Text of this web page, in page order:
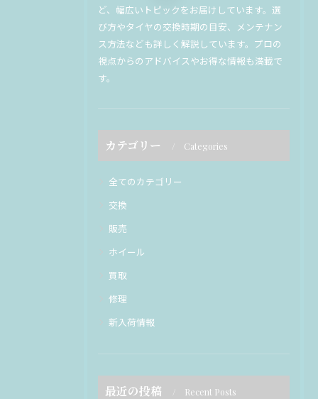
ど、幅広いトピックをお届けしています。選
び方やタイヤの交換時期の目安、メンテナン
ス方法なども詳しく解説しています。プロの
視点からのアドバイスやお得な情報も満載で
す。
カテゴリー Categories
全てのカテゴリー
交換
販売
ホイール
買取
修理
新入荷情報
最近の投稿 Recent Posts